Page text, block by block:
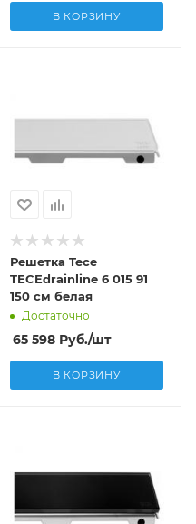
В КОРЗИНУ
Решетка Tece
TECEdrainline 6 015 91
150 см белая
Достаточно
65 598Руб./шт
В КОРЗИНУ